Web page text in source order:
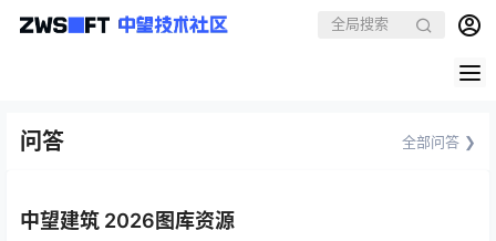
问答 全部问答 ❯
中望建筑 2026图库资源